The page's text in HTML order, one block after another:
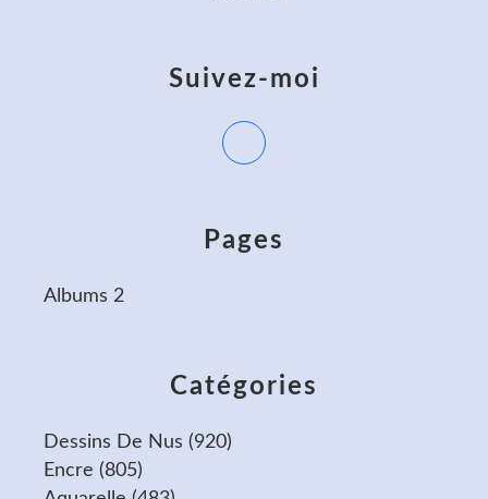
Catégories
Dessins De Nus (920)
Encre (805)
Pages
Albums 2
Suivez-moi